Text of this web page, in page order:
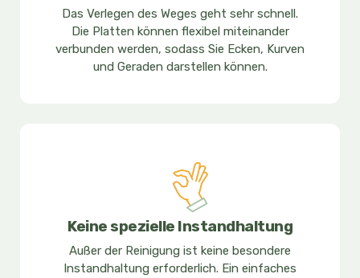
Das Verlegen des Weges geht sehr schnell.
Die Platten können flexibel miteinander
verbunden werden, sodass Sie Ecken, Kurven
und Geraden darstellen können.
Keine spezielle Instandhaltung
Außer der Reinigung ist keine besondere
Instandhaltung erforderlich. Ein einfaches